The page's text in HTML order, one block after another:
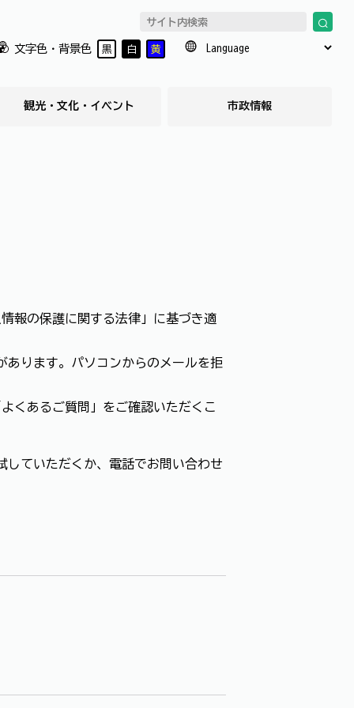
文字色・背景色 黒 白 黄
観光・文化・イベント 市政情報
報の保護に関する法律」に基づき適
あります。パソコンからのメールを拒
くあるご質問」をご確認いただくこ
ていただくか、電話でお問い合わせ